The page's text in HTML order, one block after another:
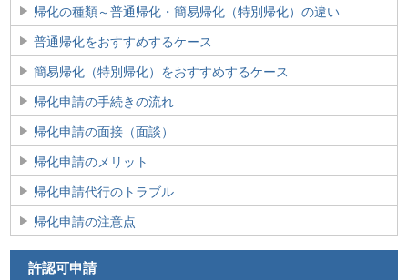
帰化の種類～普通帰化・簡易帰化（特別帰化）の違い
普通帰化をおすすめするケース
簡易帰化（特別帰化）をおすすめするケース
帰化申請の手続きの流れ
帰化申請の面接（面談）
帰化申請のメリット
帰化申請代行のトラブル
帰化申請の注意点
許認可申請